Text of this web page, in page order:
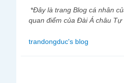
*Đây là trang Blog cá nhân
quan điểm của Đài Á châu Tự
trandongduc's blog